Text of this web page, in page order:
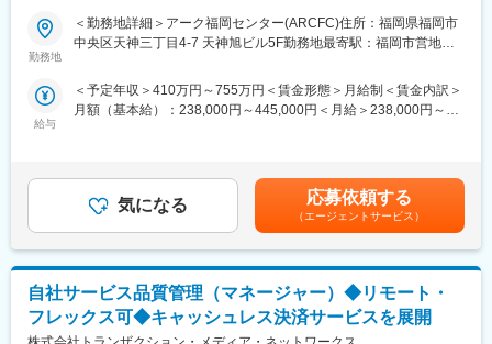
～国内最大級のキャッシュレス決済ゲートウェイ～
これまで当社は「ありえないを、やり遂げる」のミッションの
た。
その結果、国内で初めてクラウド型電子マネーを商用化し、キャ
現在は電子マネーに加え、クレジット、QR・バーコード決済、ハ
ウスプリペイド等幅広くキャッシュレス決済ソリューションを提
供しており、既に国内累積110万台(2025年7月時点)の決済端末が
変更の範囲：会社の定める業務
のプライベートを大事にできる環境～
■担当業務：
す。完成車メーカーやサプライヤーから委託を受け、製品リリー
ス前のソフトウェアをテストし、不具合の検出や品質評価を行い
一連の工程を実施します。プロジェクトによってはテスト自動化
ツールやシミュレータを用いた効率化も図り、品質保証プロセス
の継続的な改善提案にも携わります。
・リーダーポジションの場合、テストチームを率いてプロジェク
ト運営を主導します。顧客との要件調整・進捗管理・レビューな
どを行い、チームメンバーと協力して製品の安全性・信頼性向上
に寄与します。自動運転時代に求められる「安心/安全」の実現を
勤務地
＜勤務地詳細＞アーク福岡センター(ARCFC)住所：福岡県福岡市
中央区天神三丁目4-7 天神旭ビル5F勤務地最寄駅：福岡市営地下
囲：会社の定める事業所
給与
＜予定年収＞410万円～755万円＜賃金形態＞月給制＜賃金内訳＞
月額（基本給）：238,000円～445,000円＜月給＞238,000円～
じて上下する可能性があります。月給(月額)は固定手当を含めた表
記です。気になる 応募依頼する
（エージェントサービス）
自社サービス品質管理（マネージャー）◆リモート・
フレックス可◆キャッシュレス決済サービスを展開